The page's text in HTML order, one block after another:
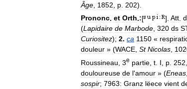
Âge 1852 p 202).
Prononc. et Orth.:[ ]. Att
(Lapidaire de Marbode, 320 ds
Curiositez); 2. ca 1150 «
douleur » (WACE, St Nicolas,
Roussineau 3e partie t I p 252
douloureuse de l'amour » (Eneas
sospir; 7963: Granz lëece vient